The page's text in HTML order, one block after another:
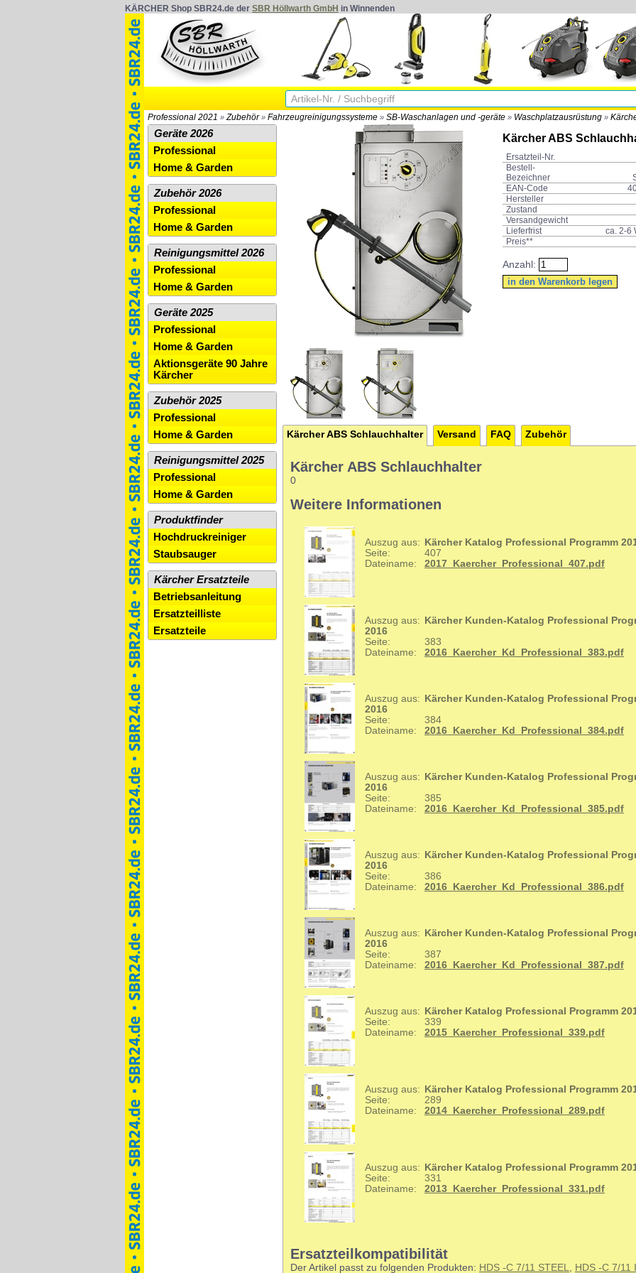
KÄRCHER Shop SBR24.de der SBR Höllwarth GmbH in Winnenden
Professional 2021 » Zubehör» Fahrzeugreinigungssysteme » SB-Waschanlagen und -geräte » Waschplatzausrüstung »
Kärcher ABS
Ersatzteil-Nr.
Bestell-
Bezeichner
EAN-Code
Hersteller
Zustand
Versandgewicht
Lieferfrist
ca. 2-6
Preis**
Anzahl:
Kärcher ABS Schlauchhalter Versand FAQ Zubehör
Kärcher ABS Schlauchhalter
0
Weitere Informationen
Auszug aus: Kärcher Katalog Professional Programm
Seite:
407
Dateiname:
2017_Kaercher_Professional_407.pdf
Auszug aus: Kärcher Kunden-Katalog Professional
2016
Seite:
383
Dateiname:
2016_Kaercher_Kd_Professional_383.pdf
Auszug aus: Kärcher Kunden-Katalog Professional
2016
Seite:
384
Dateiname:
2016_Kaercher_Kd_Professional_384.pdf
Auszug aus: Kärcher Kunden-Katalog Professional
2016
Seite:
385
Dateiname:
2016_Kaercher_Kd_Professional_385.pdf
Auszug aus: Kärcher Kunden-Katalog Professional
2016
Seite:
386
Dateiname:
2016_Kaercher_Kd_Professional_386.pdf
Auszug aus: Kärcher Kunden-Katalog Professional
2016
Seite:
387
Dateiname:
2016_Kaercher_Kd_Professional_387.pdf
Auszug aus: Kärcher Katalog Professional Programm
Seite:
339
Dateiname:
2015_Kaercher_Professional_339.pdf
Auszug aus: Kärcher Katalog Professional Programm
Seite:
289
Dateiname:
2014_Kaercher_Professional_289.pdf
Auszug aus: Kärcher Katalog Professional Programm
Seite:
331
Dateiname:
2013_Kaercher_Professional_331.pdf
Ersatzteilkompatibilität
Der Artikel passt zu folgenden Produkten: HDS -C 7/11 STEEL, HDS -C 7/11
Geräte 2026
Professional
Home & Garden
Zubehör 2026
Professional
Home & Garden
Reinigungsmittel 2026
Professional
Home & Garden
Geräte 2025
Professional
Home & Garden
Aktionsgeräte 90 Jahre
Kärcher
Zubehör 2025
Professional
Home & Garden
Reinigungsmittel 2025
Professional
Home & Garden
Produktfinder
Hochdruckreiniger
Staubsauger
Kärcher Ersatzteile
Betriebsanleitung
Ersatzteilliste
Ersatzteile